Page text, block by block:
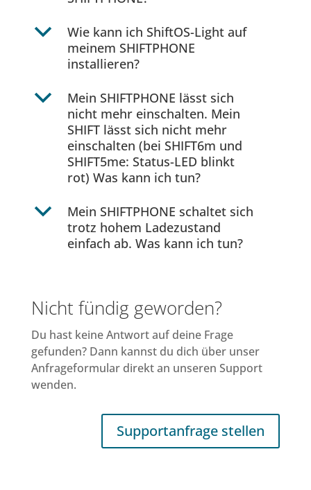
b
Wie kann ich ShiftOS-Light auf
meinem SHIFTPHONE
installieren?
b
Mein SHIFTPHONE lässt sich
nicht mehr einschalten. Mein
SHIFT lässt sich nicht mehr
einschalten (bei SHIFT6m und
SHIFT5me: Status-LED blinkt
rot) Was kann ich tun?
b
Mein SHIFTPHONE schaltet sich
trotz hohem Ladezustand
einfach ab. Was kann ich tun?
Nicht fündig geworden?
Du hast keine Antwort auf deine Frage
gefunden? Dann kannst du dich über unser
Anfrageformular direkt an unseren Support
wenden.
Supportanfrage stellen